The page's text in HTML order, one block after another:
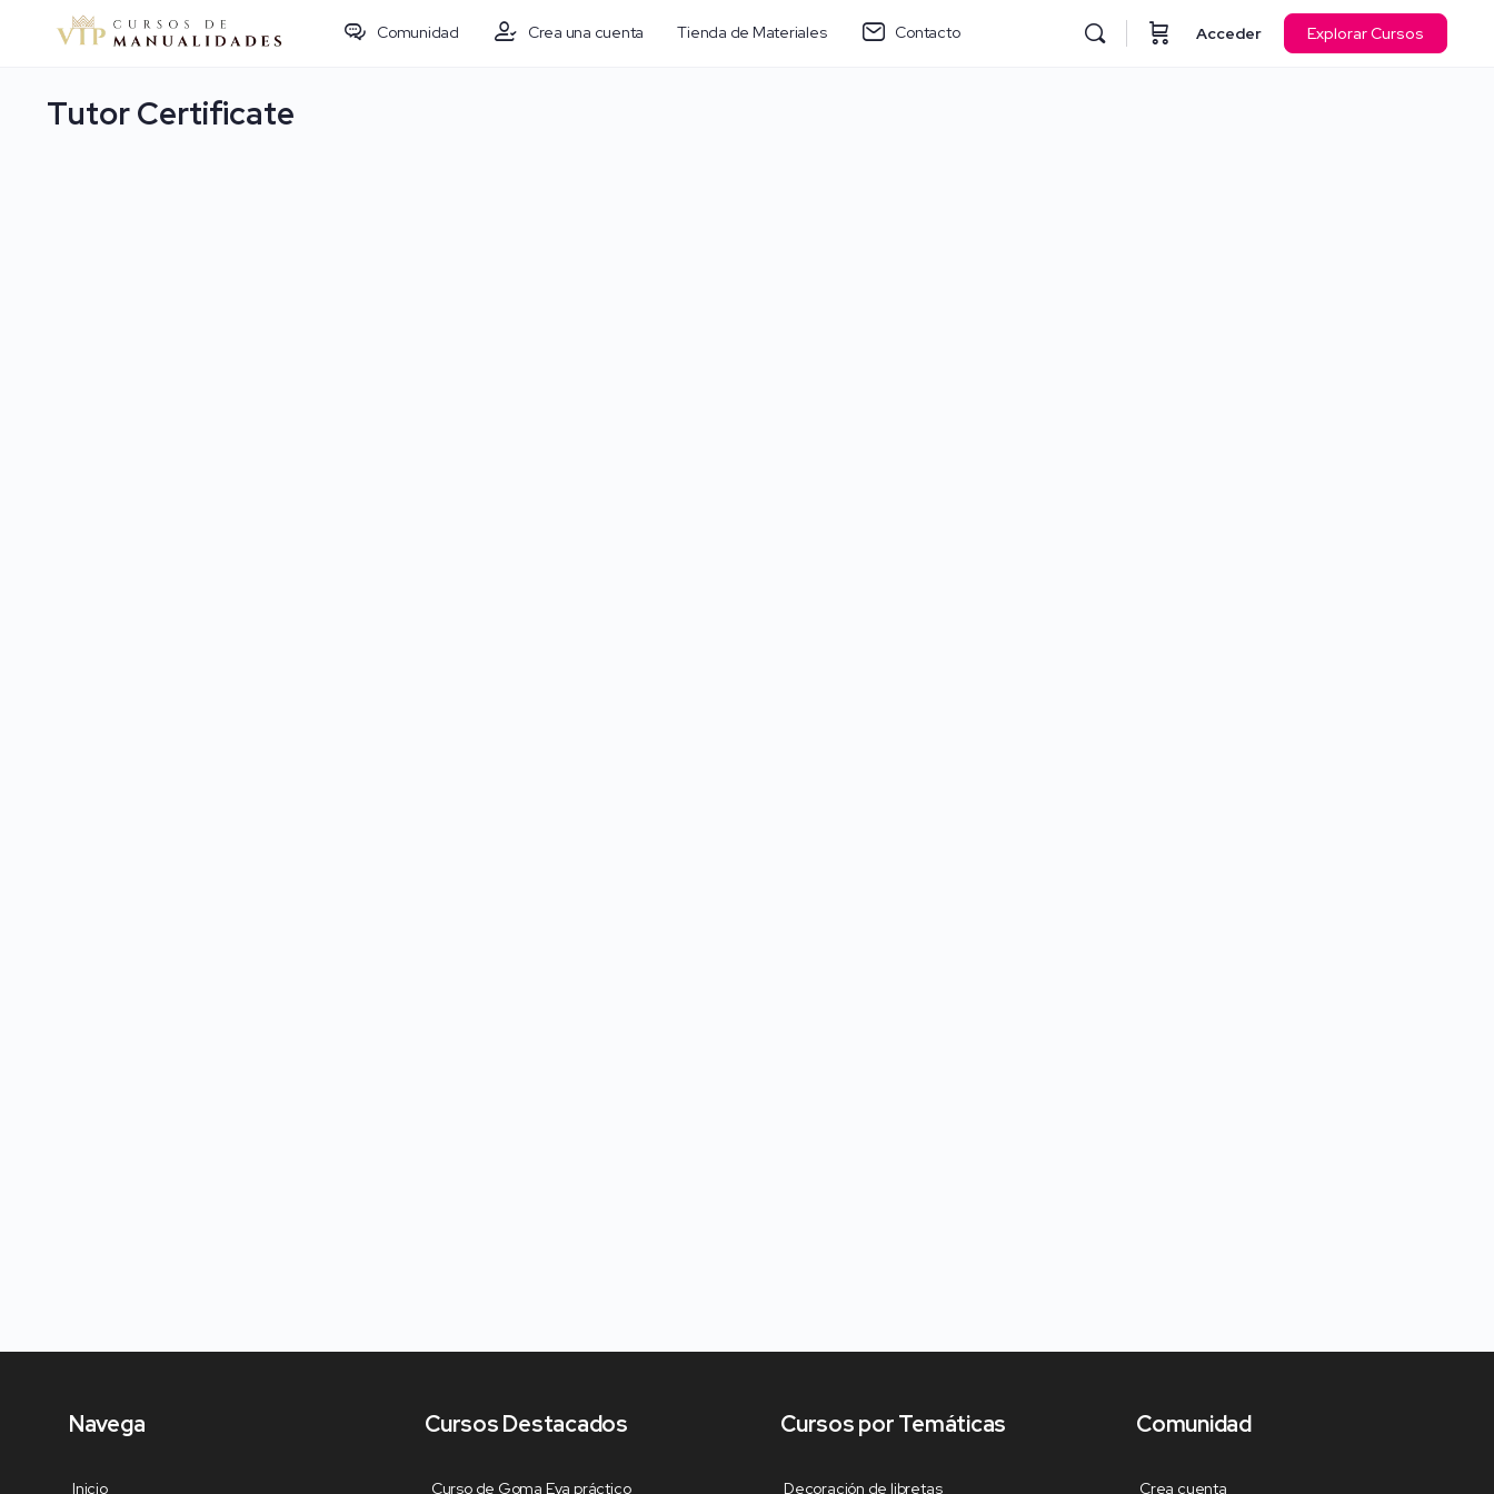
Comunidad Crea una cuenta Tienda de Materiales Contacto Acceder Explorar Cursos
Tutor Certificate
Navega
Inicio
Cursos Destacados
Curso de Goma Eva práctico
Cursos por Temáticas
Decoración de libretas
Comunidad
Crea cuenta